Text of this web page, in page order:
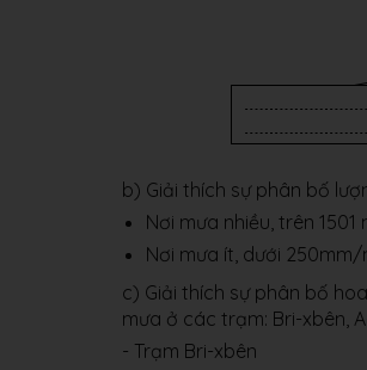
b) Giải thích sự phân bố
Nơi mưa nhiều, trên
Nơi mưa ít, dưới
c) Giải thích sự phân bố
mưa ở các trạm: Bri-xbên,
- Trạm Bri-xbên